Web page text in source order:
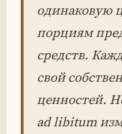
одинаковую
порциям
средств.
свой
ценностей.
ad libitum